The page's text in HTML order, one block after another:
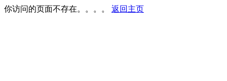
你访问的页面不存在。。。。 返回主页